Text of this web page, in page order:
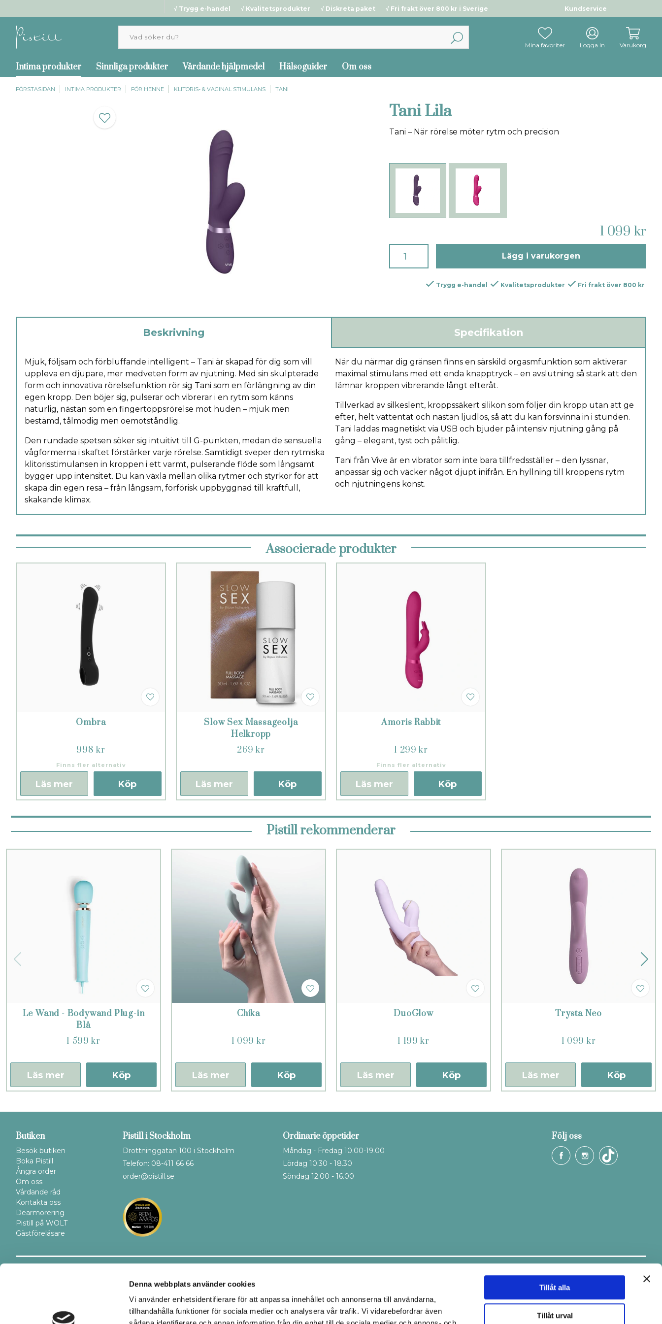
Denna webbplats använder cookies
Vi använder enhetsidentifierare för att anpassa innehållet och annonserna till användarna,
tillhandahålla funktioner för sociala medier och analysera vår trafik. Vi vidarebefordrar även
Tillåt alla
Tillåt urval
Kundservice
√ Trygg e-handel √ Kvalitetsprodukter √ Diskreta paket √ Fri frakt över 800 kr i Sverige
Mina favoriter Logga In Varukorg
Intima produkter Sinnliga produkter Vårdande hjälpmedel Hälsoguider Om oss
FÖRSTASIDAN INTIMA PRODUKTER FÖR HENNE KLITORIS- & VAGINAL STIMULANS TANI
Tani Lila
Tani – När rörelse möter rytm och precision
1 099 kr
Lägg i varukorgen
Trygg e-handel Kvalitetsprodukter Fri frakt över 800 kr
Beskrivning Specifikation
Mjuk, följsam och förbluffande intelligent – Tani är skapad för dig som vill
uppleva en djupare, mer medveten form av njutning. Med sin skulpterade
form och innovativa rörelsefunktion rör sig Tani som en förlängning av din
egen kropp. Den böjer sig, pulserar och vibrerar i en rytm som känns
naturlig, nästan som en fingertoppsrörelse mot huden – mjuk men
bestämd, tålmodig men oemotståndlig.
Den rundade spetsen söker sig intuitivt till G-punkten, medan de sensuella
vågformerna i skaftet förstärker varje rörelse. Samtidigt sveper den rytmiska
klitorisstimulansen in kroppen i ett varmt, pulserande flöde som långsamt
bygger upp intensitet. Du kan växla mellan olika rytmer och styrkor för att
skapa din egen resa – från långsam, förförisk uppbyggnad till kraftfull,
skakande klimax.
När du närmar dig gränsen finns en särskild orgasmfunktion som aktiverar
maximal stimulans med ett enda knapptryck – en avslutning så stark att den
lämnar kroppen vibrerande långt efteråt.
Tillverkad av silkeslent, kroppssäkert silikon som följer din kropp utan att ge
efter, helt vattentät och nästan ljudlös, så att du kan försvinna in i stunden.
Tani laddas magnetiskt via USB och bjuder på intensiv njutning gång på
gång – elegant, tyst och pålitlig.
Tani från Vive är en vibrator som inte bara tillfredsställer – den lyssnar,
anpassar sig och väcker något djupt inifrån. En hyllning till kroppens rytm
och njutningens konst.
Associerade produkter
Ombra
998 kr
Finns fler alternativ
Köp
Läs mer
Slow Sex Massageolja
Helkropp
269 kr
Köp
Läs mer
Amoris Rabbit
1 299 kr
Finns fler alternativ
Köp
Läs mer
Pistill rekommenderar
Le Wand - Bodywand Plug-in
Blå
1 599 kr
Köp
Läs mer
Chika
1 099 kr
Köp
Läs mer
DuoGlow
1 199 kr
Köp
Läs mer
Trysta Neo
1 099 kr
Köp
Läs mer
Butiken
Besök butiken
Boka Pistill
Ångra order
Om oss
Vårdande råd
Kontakta oss
Dearmorering
Pistill på WOLT
Gästföreläsare
Pistill i Stockholm
Drottninggatan 100 i Stockholm
Telefon: 08-411 66 66
order@pistill.se
Ordinarie öppetider
Måndag - Fredag 10.00-19.00
Lördag 10.30 - 18.30
Söndag 12.00 - 16.00
Följ oss
Ombud
Håll dig uppdaterad.Ta del av tips & fina erbjudanden via